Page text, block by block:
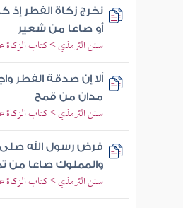
نخرج زكاة الفطر
أو صاعا من شعير
سنن الترمذي > كتاب
ألا إن صدقة الفطر
مدان من قمح
سنن الترمذي > كتاب
فرض رسول الله صلى
والمملوك صاعا من
سنن الترمذي > كتاب